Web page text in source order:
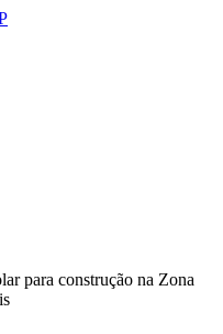
para construção na Zona